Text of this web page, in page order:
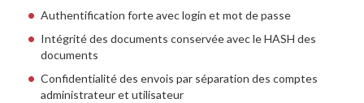
Authentification forte avec login et mot de passe
Intégrité des documents conservée avec le HASH des
documents
Confidentialité des envois par séparation des comptes
administrateur et utilisateur